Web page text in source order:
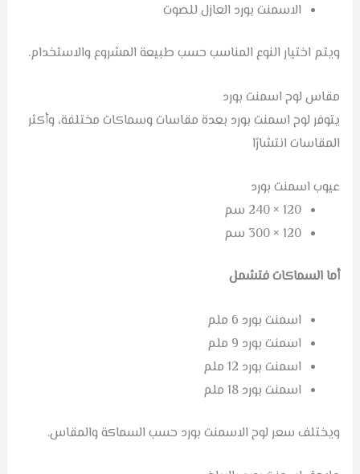
الاسمنت بورد العازل للصوت
ويتم اختيار النوع المناسب حسب طبيعة المشروع والاستخدام.
مقاس لوح اسمنت بورد
يتوفر لوح اسمنت بورد بعدة مقاسات وسماكات مختلفة، وأكثر
المقاسات انتشارًا
عيوب اسمنت بورد
120 × 240 سم
120 × 300 سم
أما السماكات فتشمل
اسمنت بورد 6 ملم
اسمنت بورد 9 ملم
اسمنت بورد 12 ملم
اسمنت بورد 18 ملم
ويختلف سعر لوح الاسمنت بورد حسب السماكة والمقاس.